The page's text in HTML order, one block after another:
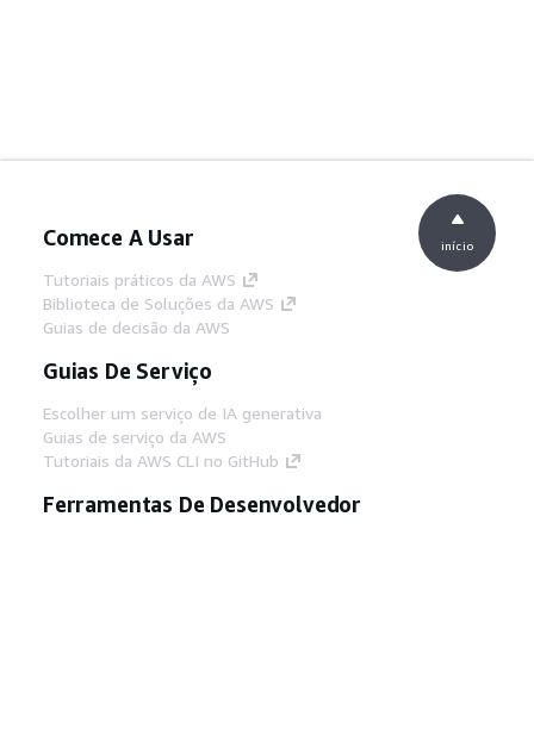
Comece A Usar
Tutoriais práticos da AWS
Biblioteca de Soluções da AWS
Guias de decisão da AWS
Guias De Serviço
Escolher um serviço de IA generativa
Guias de serviço da AWS
Tutoriais da AWS CLI no GitHub
Ferramentas De Desenvolvedor
início